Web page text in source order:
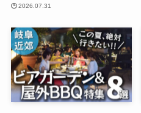
2026.07.31